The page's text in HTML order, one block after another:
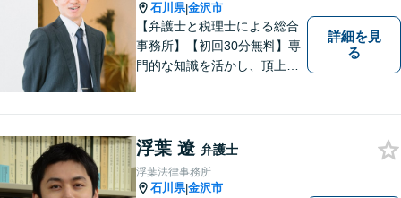
石川県|金沢市
【弁護士と税理士による総合
事務所】【初回30分無料】専
門的な知識を活かし、頂上＝
ジあります。
詳細を見
る
浮葉 遼 弁護士
浮葉法律事務所
石川県|金沢市